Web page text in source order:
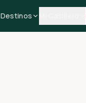
Destinos